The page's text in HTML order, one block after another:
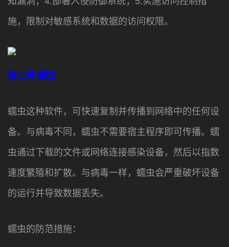
施，限制对敏感系统和数据的访问权限。
第三种 蠕虫
蠕虫这种软件，可快速复制并传播到网络中的任何设
备。与病毒不同，蠕虫不需要宿主程序即可传播。蠕
虫通过下载的文件或网络连接感染设备，然后以指数
速度繁殖和扩散。与病毒一样，蠕虫会严重破坏设备
的运行并导致数据丢失。
蠕虫的防范措施：